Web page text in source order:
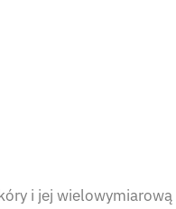
i jej